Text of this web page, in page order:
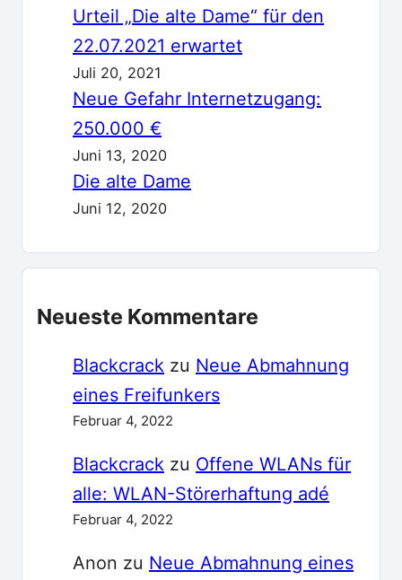
Urteil „Die alte Dame“ für den
22.07.2021 erwartet
Juli 20, 2021
Neue Gefahr Internetzugang:
250.000 €
Juni 13, 2020
Die alte Dame
Juni 12, 2020
Neueste Kommentare
Blackcrack zu Neue Abmahnung
eines Freifunkers
Februar 4, 2022
Blackcrack zu Offene WLANs für
alle: WLAN-Störerhaftung adé
Februar 4, 2022
Anon zu Neue Abmahnung eines